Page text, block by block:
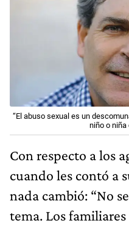
“El abuso sexual es un
niño o niña
Con respecto a los
cuando les contó a
nada cambió: “No
tema. Los